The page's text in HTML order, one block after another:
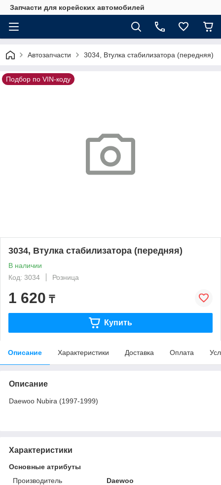
Запчасти для корейских автомобилей
Автозапчасти 3034, Втулка стабилизатора (передняя)
Подбор по VIN-коду
3034, Втулка стабилизатора (передняя)
В наличии
Код: 3034
Розница
1 620 ₸
Купить
Описание Характеристики Доставка Оплата
Описание
Daewoo Nubira (1997-1999)
Характеристики
Основные атрибуты
Производитель
Daewoo